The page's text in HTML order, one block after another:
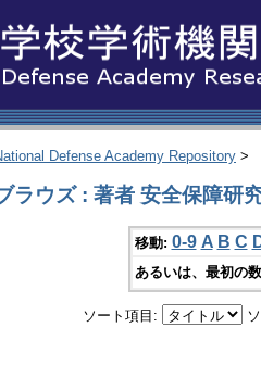
Defense Academy Repository >
ラウズ : 著者 安全保障研
移動: 0-9 A B C
あるいは、最初の
ソート項目: